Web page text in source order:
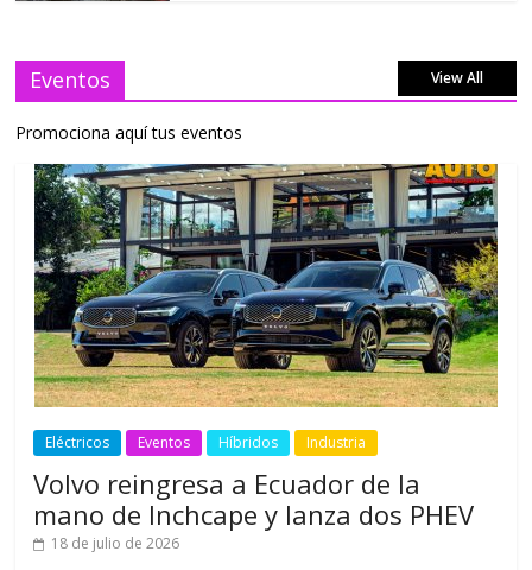
Eventos View All
Promociona aquí tus eventos
Eléctricos Eventos Híbridos Industria
Volvo reingresa a Ecuador de la
mano de Inchcape y lanza dos PHEV
18 de julio de 2026